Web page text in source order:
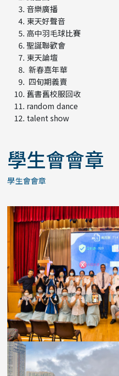
⁠音樂廣播
⁠⁠東天好聲音
⁠高中羽毛球比賽
⁠聖誕聯歡會
⁠⁠東天論壇
⁠⁠ 新春嘉年華
⁠ 四旬期義賣
舊書舊校服回收
⁠random dance
⁠talent show
學生會會章
學生會會章